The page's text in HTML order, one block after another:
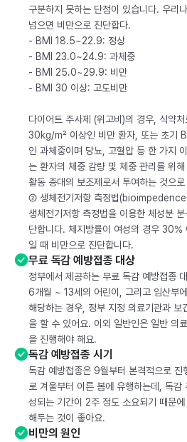
구분하지 못하는 단점이 있습니다. 우리
넘으면 비만으로 진단합다.
- BMI 18.5~22.9: 정상
- BMI 23.0~24.9: 과체중
- BMI 25.0~29.9: 비만
- BMI 30 이상: 고도비만
다이어트 주사제 (위고비)의 경우, 식약
30kg/m² 이상인 비만 환자, 또는 초
인 과체중이며 당뇨, 고혈압 등 한 가지
는 환자의 체중 감량 및 체중 관리를 위
활동 증대의 보조제로서 투여하는 것으
② 생체전기저항 측정법
생체전기저항 측정법을 이용한 체성분
단합니다. 체지방률이 여성의 경우
일 때 비만으로 진단합니다.
무료 독감 예방접종 대상
정부에서 제공하는 무료 독감 예방접종
6개월 ~ 13세의 어린이, 그리고 임산부
해당하는 경우, 정부 지정 의료기관과 보
을 할 수 있어요. 이외 일반인은 일반 의
을 진행해야 해요.
독감 예방접종 시기
독감 예방접종은 9월부터 본격적으로
로 겨울부터 이른 봄에 유행하는데, 독감
성되는 기간이 2주 정도 소요되기 때문
해두는 것이 좋아요.
비만의 원인